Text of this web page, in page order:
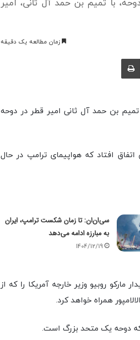
با تمیم بن حمد آل ثانی، امیر
زمان مطالعه یک دقیقه
تمیم بن حمد آل ثانی امیر قطر در دوحه
اتفاق افتاد که هواپیمای ترامپ در حال
سی‌ان‌ان: تا زمان شکست ترامپ، ایران
به مبارزه ادامه می‌دهد
1404/12/19
روبیو وزیر خارجه آمریکا را که از
همراه خواهد کرد.
که دوحه یک متحد بزرگ است.